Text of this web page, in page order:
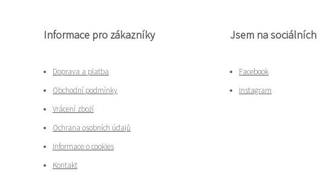
Informace pro zákazníky
Doprava a platba
Obchodní podmínky
Vrácení zboží
Ochrana osobních údajů
Informace o cookies
Kontakt
Jsem na
Facebook
Instagram